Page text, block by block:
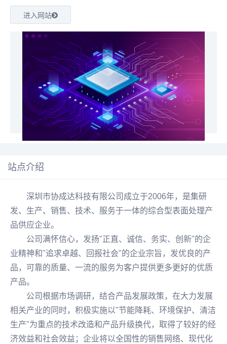
进入网站
站点介绍
深圳市协成达科技有限公司成立于2006年，是集研
发、生产、销售、技术、服务于一体的综合型表面处理产
品供应企业。
公司满怀信心，发扬"正直、诚信、务实、创新"的企
业精神和"追求卓越、回报社会"的企业宗旨，发优良的产
品，可靠的质量、一流的服务为客户提供更多更好的优质
产品。
公司根据市场调研，结合产品发展政策，在大力发展
相关产业的同时，积极实施以"节能降耗、环境保护、清洁
生产"为重点的技术改造和产品升级换代，取得了较好的经
济效益和社会效益；企业将以全国性的销售网络、现代化